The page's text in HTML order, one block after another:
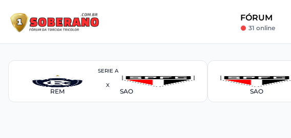
FÓRUM
31 online
SERIE A
REM
X
SAO SAO